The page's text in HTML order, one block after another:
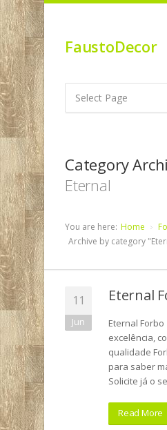
FaustoDecor
Category
Eternal
You are here: Home
Archive by category
11
Jun
Eternal
Eternal
excelência,
qualidade
para saber
Solicite já o
Read More